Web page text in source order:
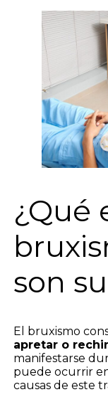
¿Qué
son
El bruxismo
apretar o
manifestarse
puede ocurrir
causas de este